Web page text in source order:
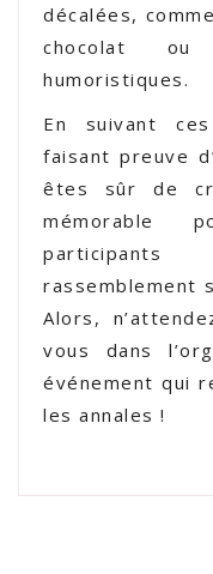
décalées,
chocolat
humoristiques.
En suivant
faisant preuve
êtes sûr de
mémorable
rassemblement
Alors,
vous dans
événement qui
les annales !